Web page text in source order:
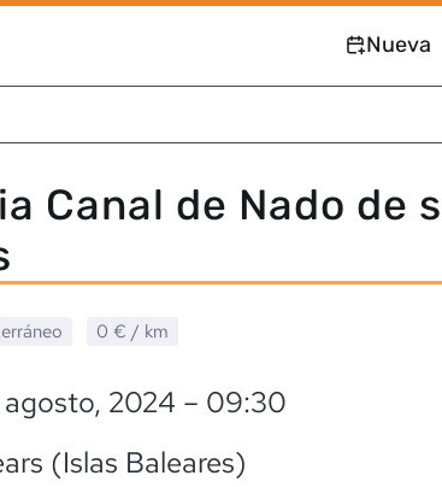
Nueva
Canal de Nado de
0 € / km
2024 – 09:30
(Islas Baleares)